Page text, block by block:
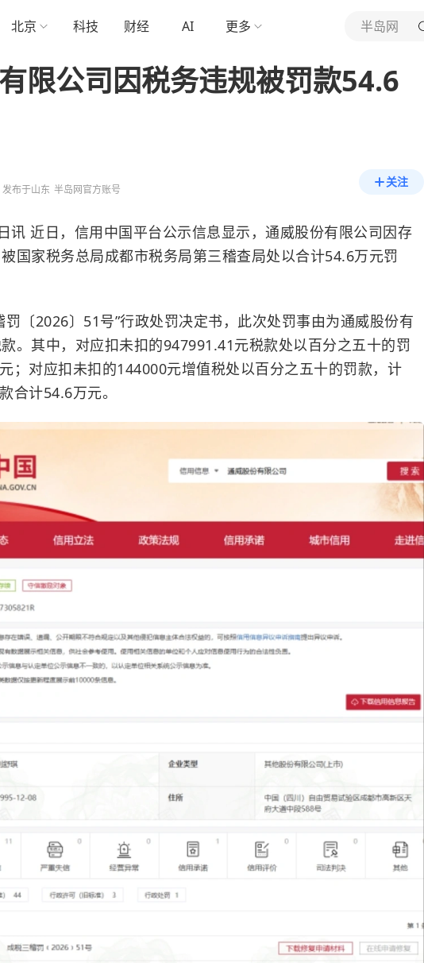
北京 科技 财经 AI 更多 半岛网
限公司因税务违规被罚款54.6
发布于山东 半岛网官方账号
关注
讯 近日，信用中国平台公示信息显示，通威股份有限公司因存
国家税务总局成都市税务局第三稽查局处以合计54.6万元罚
罚〔2026〕51号”行政处罚决定书，此次处罚事由为通威股份有
。其中，对应扣未扣的947991.41元税款处以百分之五十的罚
；对应扣未扣的144000元增值税处以百分之五十的罚款，计
合计54.6万元。